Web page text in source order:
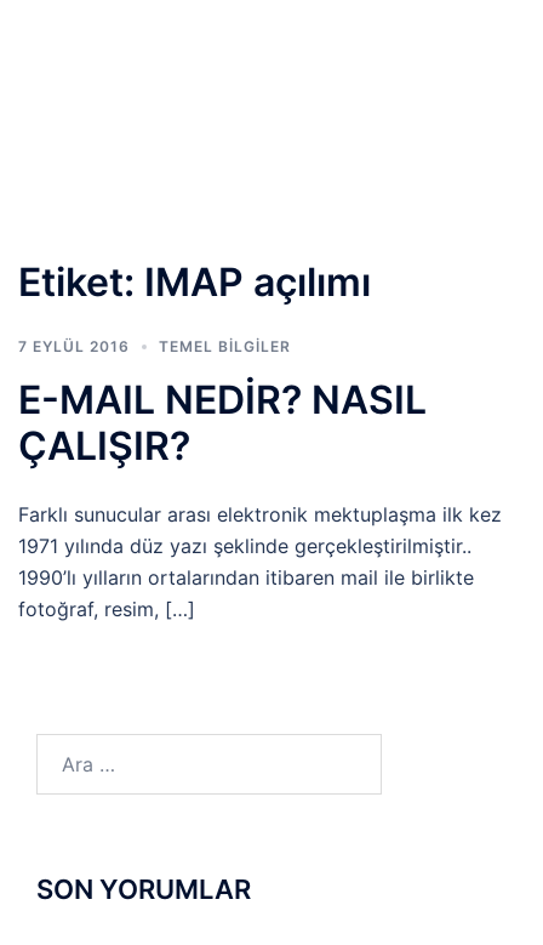
Etiket: IMAP açılımı
7 EYLÜL 2016 TEMEL BİLGİLER
E-MAIL NEDİR? NASIL
ÇALIŞIR?
Farklı sunucular arası elektronik mektuplaşma ilk kez
1971 yılında düz yazı şeklinde gerçekleştirilmiştir..
1990’lı yılların ortalarından itibaren mail ile birlikte
fotoğraf, resim, […]
SON YORUMLAR